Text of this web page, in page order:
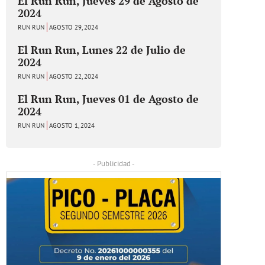
2024
RUN RUN AGOSTO 29, 2024
El Run Run, Lunes 22 de Julio de
2024
RUN RUN AGOSTO 22, 2024
El Run Run, Jueves 01 de Agosto de
2024
RUN RUN AGOSTO 1, 2024
- Publicidad -